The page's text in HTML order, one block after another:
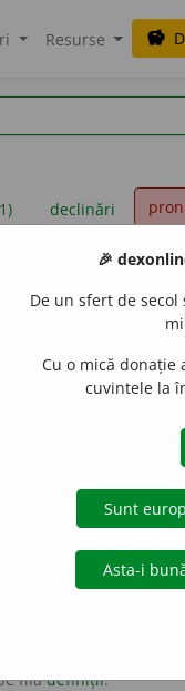
Resurse savings
declinări
sunt compilate de
reordona filele pe
filadefiniții.
🎉
De un sfert de
Cu o mică donație
cuvintele la